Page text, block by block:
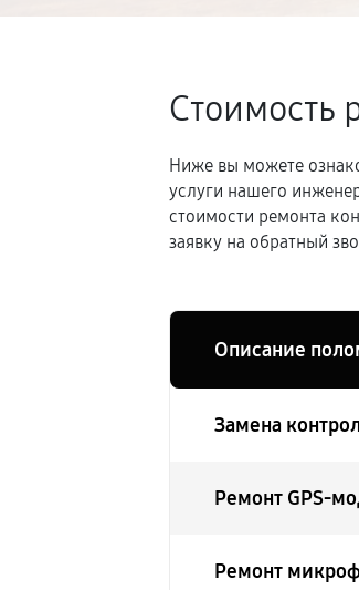
Стоимость
Ниже вы можете
услуги нашего
стоимости ремонта
заявку на обратный
Описание
Замена
Ремонт GPS-
Ремонт